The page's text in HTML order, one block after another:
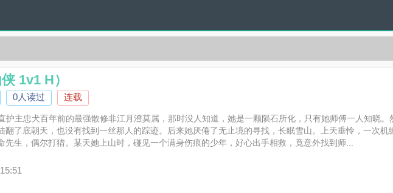
1v1 H）
0人读过 连载
护主忠犬百年前的最强散修非江月澄莫属，那时没人知道，她是一颗陨石所化，只有她师傅一人知晓
翻了底朝天，也没有找到一丝那人的踪迹。后来她厌倦了无止境的寻找，长眠雪山。上天垂怜，一次机
先生，偶尔打猎。某天她上山时，碰见一个满身伤痕的少年，好心出手相救，竟意外找到师...
》是山下无礼子精心创作的言情肉文，吾爱耽美实时更新忠犬养成手册（仙侠 1v1 H）最新章节并且
论，并不代表吾爱耽美赞同或者支持忠犬养成手册（仙侠 1v1 H）读者的观点。